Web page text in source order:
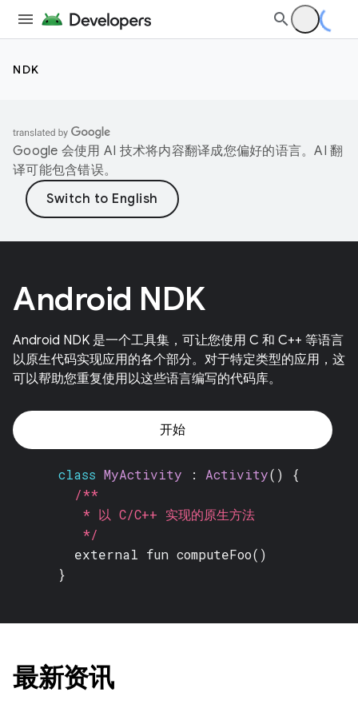
NDK
Google 会使用 AI 技术将内容翻译成您偏好的语言。AI 翻
译可能包含错误。
Android NDK
Android NDK 是一个工具集，可让您使用 C 和 C++ 等语言
以原生代码实现应用的各个部分。对于特定类型的应用，这
可以帮助您重复使用以这些语言编写的代码库。
开始
class MyActivity : Activity() {
/**
* 以 C/C++ 实现的原生方法
*/
external fun computeFoo()
}
最新资讯